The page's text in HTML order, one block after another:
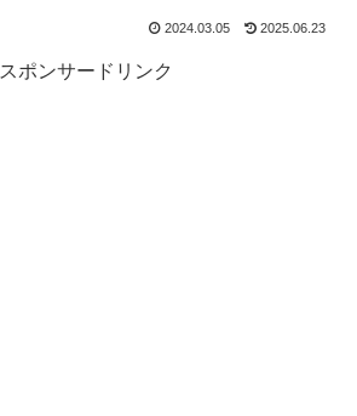
2024.03.05 2025.06.23
スポンサードリンク